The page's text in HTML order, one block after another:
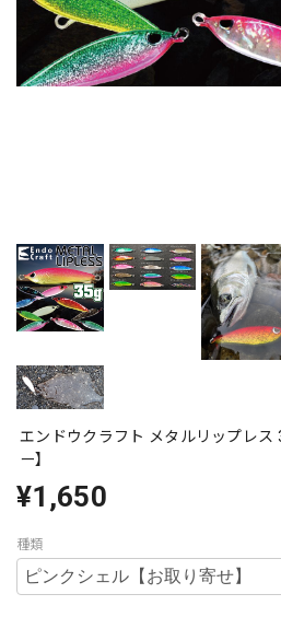
エンドウクラフト メタルリップレス
ー】
¥1,650
種類